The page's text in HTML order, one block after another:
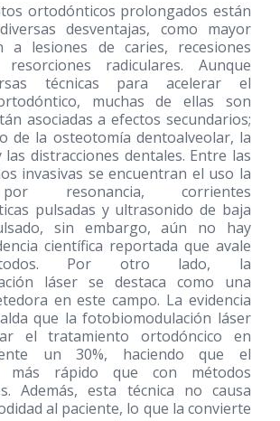
ortodónticos prolongados están
desventajas, como mayor
a lesiones de caries, recesiones
radiculares. Aunque
técnicas para acelerar el
muchas de ellas son
asociadas a efectos secundarios;
de la osteotomía dentoalveolar, la
distracciones dentales. Entre las
invasivas se encuentran el uso la
resonancia, corrientes
pulsadas y ultrasonido de baja
sin embargo, aún no hay
científica reportada que avale
Por otro lado, la
láser se destaca como una
en este campo. La evidencia
que la fotobiomodulación láser
el tratamiento ortodóncico en
un 30%, haciendo que el
más rápido que con métodos
Además, esta técnica no causa
al paciente, lo que la convierte